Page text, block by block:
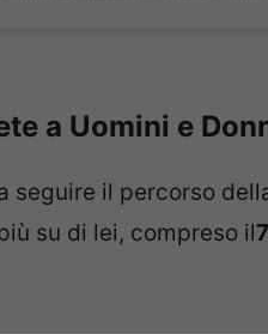
a Uomini e
seguire il percorso
su di lei, compreso il7